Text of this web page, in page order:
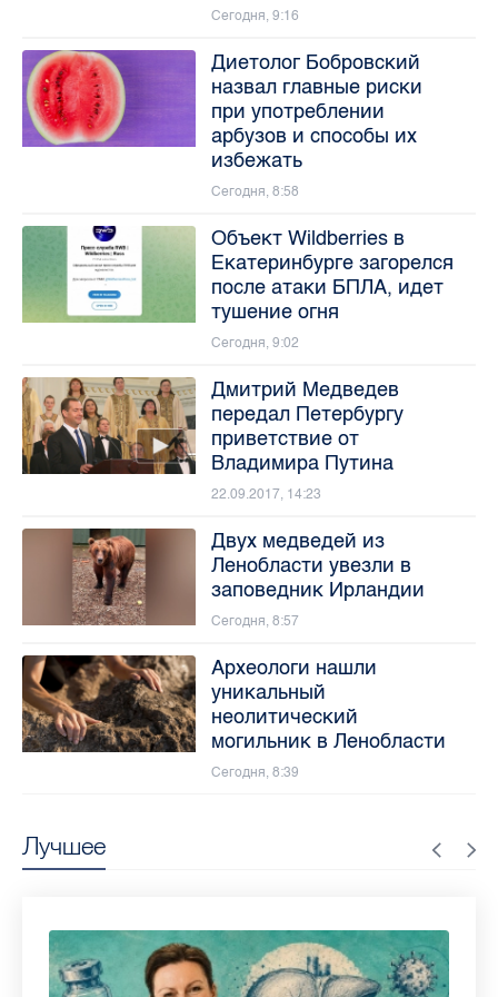
Лучшее
Сегодня, 9:16
Диетолог Бобровский
назвал главные риски
при употреблении
арбузов и способы их
избежать
Сегодня, 8:58
Объект Wildberries в
Екатеринбурге загорелся
после атаки БПЛА, идет
тушение огня
Сегодня, 9:02
Дмитрий Медведев
передал Петербургу
приветствие от
Владимира Путина
22.09.2017, 14:23
Двух медведей из
Ленобласти увезли в
заповедник Ирландии
Сегодня, 8:57
Археологи нашли
уникальный
неолитический
могильник в Ленобласти
Сегодня, 8:39